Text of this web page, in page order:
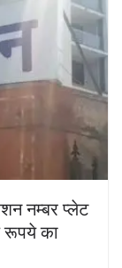
नम्बर प्लेट
रूपये का